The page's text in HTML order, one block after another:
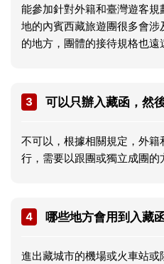
能參加針對外籍和臺灣遊客
地的內賓西藏旅遊團很多會
的地方，團體的接待規格也遠
3 可以只辦入藏函，然
不可以，根據相關規定，外
行，需要以跟團或獨立成團的
4 哪些地方會用到入藏
進出藏城市的機場或火車站